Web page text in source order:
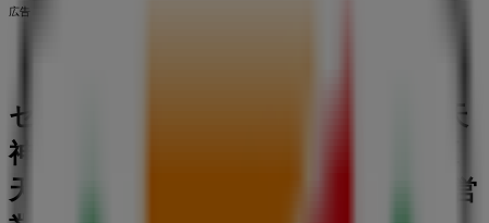
広告
セブンイレブン 福岡県福岡市中央区天
神2丁目地下3号 | 福岡県福岡市中央区
天神2丁目地下3号, 福岡市：チラシと営